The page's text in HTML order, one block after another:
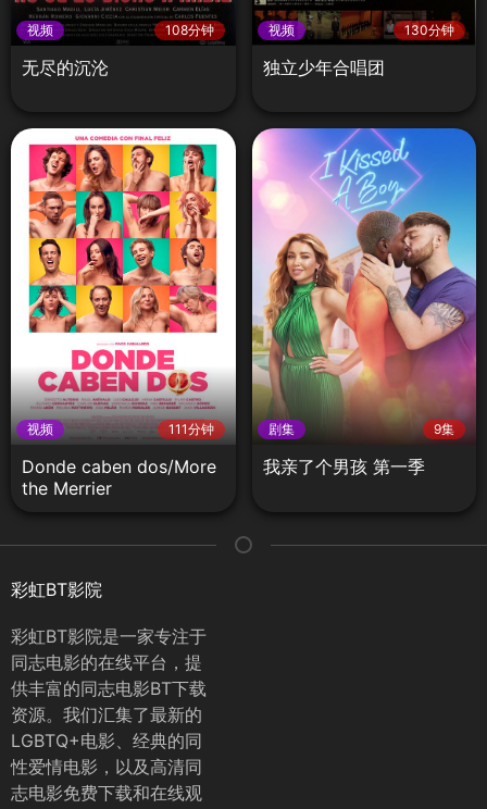
视频 108分钟
无尽的沉沦
视频 130分钟
独立少年合唱团
视频 111分钟
Donde caben dos/More
the Merrier
剧集 9集
我亲了个男孩 第一季
彩虹BT影院
彩虹BT影院是一家专注于
同志电影的在线平台，提
供丰富的同志电影BT下载
资源。我们汇集了最新的
LGBTQ+电影、经典的同
性爱情电影，以及高清同
志电影免费下载和在线观